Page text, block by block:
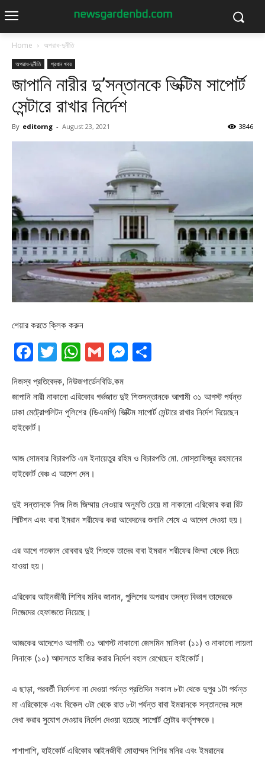
Home অপরাধ-দুর্নীতি
অপরাধ-দুর্নীতি প্রধান খবর
জাপানি নারীর দু’সন্তানকে ভিক্টিম সাপোর্ট
সেন্টারে রাখার নির্দেশ
By editorng - August 23, 2021 3846
শেয়ার করতে ক্লিক করুন
Facebook
Twitter
WhatsApp
GmailMessenger
নিজস্ব প্রতিবেদক, নিউজগার্ডেনবিডি.কম
জাপানি নারী নাকানো এরিকোর গর্ভজাত দুই শিশুসন্তানকে আগামী ৩১ আগস্ট পর্যন্ত
ঢাকা মেট্রোপলিটন পুলিশের (ডিএমপি) ভিক্টিম সাপোর্ট সেন্টারে রাখার নির্দেশ দিয়েছেন
হাইকোর্ট।
আজ সোমবার বিচারপতি এম ইনায়েতুর রহিম ও বিচারপতি মো. মোস্তাফিজুর রহমানের
হাইকোর্ট বেঞ্চ এ আদেশ দেন।
দুই সন্তানকে নিজ নিজ জিম্মায় নেওয়ার অনুমতি চেয়ে মা নাকানো এরিকোর করা রিট
পিটিশন এবং বাবা ইমরান শরীফের করা আবেদনের শুনানি শেষে এ আদেশ দেওয়া হয়।
এর আগে গতকাল রোববার দুই শিশুকে তাদের বাবা ইমরান শরীফের জিম্মা থেকে নিয়ে
যাওয়া হয়।
এরিকোর আইনজীবী শিশির মনির জানান, পুলিশের অপরাধ তদন্ত বিভাগ তাদেরকে
নিজেদের হেফাজতে নিয়েছে।
আজকের আদেশেও আগামী ৩১ আগস্ট নাকানো জেসমিন মালিকা (১১) ও নাকানো লায়লা
লিনাকে (১০) আদালতে হাজির করার নির্দেশ বহাল রেখেছেন হাইকোর্ট।
এ ছাড়া, পরবর্তী নির্দেশনা না দেওয়া পর্যন্ত প্রতিদিন সকাল ৮টা থেকে দুপুর ১টা পর্যন্ত
মা এরিকোকে এবং বিকেল ৩টা থেকে রাত ৮টা পর্যন্ত বাবা ইমরানকে সন্তানদের সঙ্গে
দেখা করার সুযোগ দেওয়ার নির্দেশ দেওয়া হয়েছে সাপোর্ট সেন্টার কর্তৃপক্ষকে।
পাশাপাশি, হাইকোর্ট এরিকোর আইনজীবী মোহাম্মদ শিশির মনির এবং ইমরানের